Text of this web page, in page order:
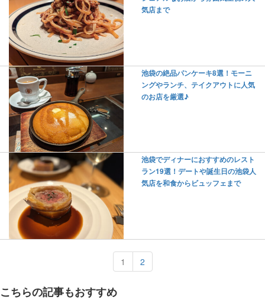
気店まで
池袋の絶品パンケーキ8選！モーニ
ングやランチ、テイクアウトに人気
のお店を厳選♪
池袋でディナーにおすすめのレスト
ラン19選！デートや誕生日の池袋人
気店を和食からビュッフェまで
1 2
こちらの記事もおすすめ